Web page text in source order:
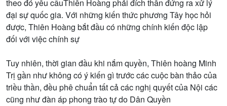
theo đó yêu cầuThiên Hoàng phải đích thân đứng ra xử lý
đại sự quốc gia. Với những kiến thức phương Tây học hỏi
được, Thiên Hoàng bắt đầu có những chính kiến độc lập
đối với việc chính sự
Tuy nhiên, thời gian đầu khi nắm quyền, Thiên hoàng Minh
Trị gần như không có ý kiến gì trước các cuộc bàn thảo của
triều thần, đều phê chuẩn tất cả các nghị quyết của Nội các
cũng như đàn áp phong trào tự do Dân Quyền